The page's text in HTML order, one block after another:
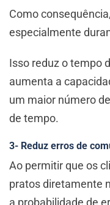
Como
especialmente
Isso reduz o tempo
aumenta a
um maior número
de tempo.
3- Reduz erros de
Ao permitir que os
pratos diretamente